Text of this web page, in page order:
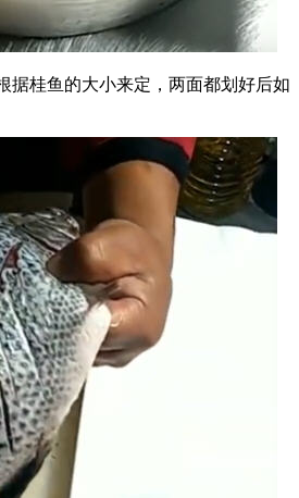
据桂鱼的大小来定，两面都划好后如